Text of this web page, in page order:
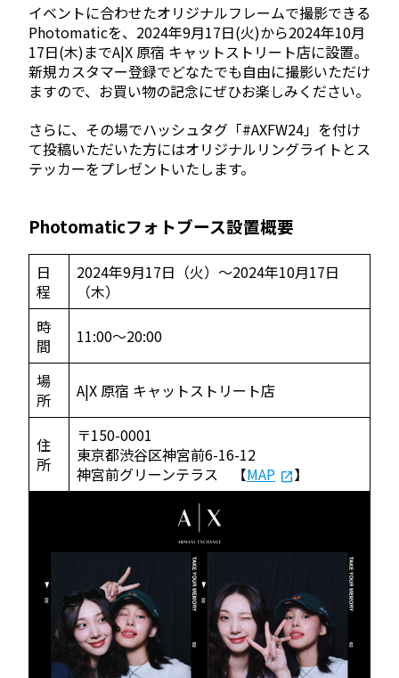
イベントに合わせたオリジナルフレームで撮影できる
Photomaticを、2024年9月17日(火)から2024年10月
17日(木)までA|X 原宿 キャットストリート店に設置。
新規カスタマー登録でどなたでも自由に撮影いただけ
ますので、お買い物の記念にぜひお楽しみください。
さらに、その場でハッシュタグ「#AXFW24」を付け
て投稿いただいた方にはオリジナルリングライトとス
テッカーをプレゼントいたします。
Photomaticフォトブース設置概要
日
程
2024年9月17日（火）～2024年10月17日
（木）
時
間
11:00～20:00
場
所
A|X 原宿 キャットストリート店
住
所
〒150-0001
東京都渋谷区神宮前6-16-12
神宮前グリーンテラス 【MAP 】